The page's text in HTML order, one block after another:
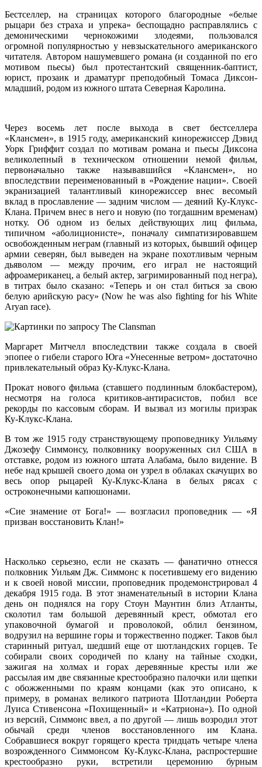
Бестселлер, на страницах которого благородные «белые
рыцари без страха и упрека» беспощадно расправлялись с
демоническими чернокожими злодеями, пользовался
огромной популярностью у невзыскательного американского
читателя. Автором нашумевшего романа (и созданной по его
мотивом пьесы) был протестантский священник-баптист,
юрист, прозаик и драматург преподобный Томаса Диксон-
младший, родом из южного штата Северная Каролина.
Через восемь лет после выхода в свет бестселлера
«Клансмен», в 1915 году, американский кинорежиссер Дэвид
Уорк Гриффит создал по мотивам романа и пьесы Диксона
великолепный в техническом отношении немой фильм,
первоначально также называвшийся «Клансмен», но
впоследствии переименованный в «Рождение нации». Своей
экранизацией талантливый кинорежиссер внес весомый
вклад в прославление — задним числом — деяний Ку-Клукс-
Клана. Причем внес в него и новую (по тогдашним временам)
нотку. Об одном из белых действующих лиц фильма,
типичном «аболиционисте», поначалу симпатизировавшем
освобожденным неграм (главный из которых, бывший офицер
армии северян, был выведен на экране похотливым черным
дьяволом — между прочим, его играл не настоящий
афроамериканец, а белый актер, загримированный под негра),
в титрах было сказано: «Теперь и он стал биться за свою
белую арийскую расу» (Now he was also fighting for his White
Aryan race).
Маргарет Митчелл впоследствии также создала в своей
эпопее о гибели старого Юга «Унесенные ветром» достаточно
привлекательный образ Ку-Клукс-Клана.
Прокат нового фильма (ставшего подлинным блокбастером),
несмотря на голоса критиков-антирасистов, побил все
рекорды по кассовым сборам. И вызвал из могилы призрак
Ку-Клукс-Клана.
В том же 1915 году странствующему проповеднику Уильяму
Джозефу Симмонсу, полковнику вооруженных сил США в
отставке, родом из южного штата Алабама, было видение. В
небе над крышей своего дома он узрел в облаках скачущих во
весь опор рыцарей Ку-Клукс-Клана в белых рясах с
остроконечными капюшонами.
«Сие знамение от Бога!» — возгласил проповедник — «Я
призван восстановить Клан!»
Hасколько серьезно, если не сказать — фанатично отнесся
полковник Уильям Дж. Симмонс к посетившему его видению
и к своей новой миссии, проповедник продемонстрировал 4
декабря 1915 года. В этот знаменательный в истории Клана
день он поднялся на гору Стоун Маунтин близ Атланты,
сколотил там большой деревянный крест, обмотал его
упаковочной бумагой и проволокой, облил бензином,
водрузил на вершине горы и торжественно поджег. Таков был
старинный ритуал, шедший еще от шотландских горцев. Те
собирали своих сородичей по клану на тайные сходки,
зажигая на холмах и горах деревянные кресты или же
рассылая им две связанные крестообразно палочки или щепки
с обожженными по краям концами (как это описано, к
примеру, в романах великого патриота Шотландии Роберта
Луиса Стивенсона «Похищенный» и «Катриона»). По одной
из версий, Симмонс ввел, а по другой — лишь возродил этот
обычай среди членов восстановленного им Клана.
Собравшиеся вокруг горящего креста тридцать четыре члена
возрожденного Симмонсом Ку-Клукс-Клана, распростершие
крестообразно руки, встретили церемонию бурным